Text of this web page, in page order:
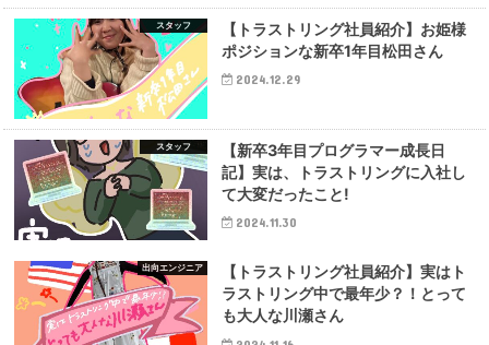
スタッフ
【トラストリング社員紹介】お姫様
ポジションな新卒1年目松田さん
2024.12.29
スタッフ
【新卒3年目プログラマー成長日
記】実は、トラストリングに入社し
て大変だったこと!
2024.11.30
出向エンジニア
【トラストリング社員紹介】実はト
ラストリング中で最年少？！とって
も大人な川瀬さん